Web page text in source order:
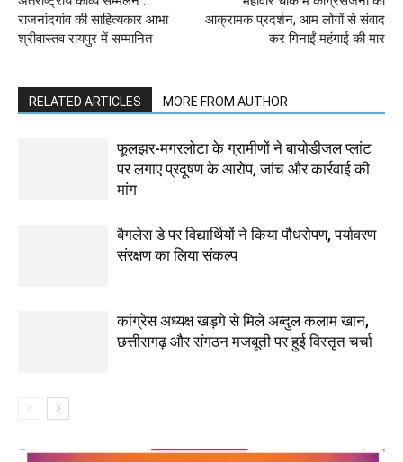
राजनांदगांव की साहित्यकार आभा
श्रीवास्तव रायपुर में सम्मानित
आक्रामक प्रदर्शन, आम लोगों से संवाद
कर गिनाईं महंगाई की मार
RELATED ARTICLES MORE FROM AUTHOR
फूलझर-मगरलोटा के ग्रामीणों ने बायोडीजल प्लांट
पर लगाए प्रदूषण के आरोप, जांच और कार्रवाई की
मांग
बैगलेस डे पर विद्यार्थियों ने किया पौधरोपण, पर्यावरण
संरक्षण का लिया संकल्प
कांग्रेस अध्यक्ष खड़गे से मिले अब्दुल कलाम खान,
छत्तीसगढ़ और संगठन मजबूती पर हुई विस्तृत चर्चा